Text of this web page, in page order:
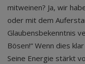
mitweinen? Ja, wir
oder mit dem
Glaubensbekenntnis
Bösen!“ Wenn dies
Seine Energie stärkt